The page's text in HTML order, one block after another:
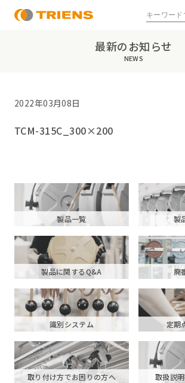
最新のお知らせ
NEWS
2022年03月08日
TCM-315C_300×200
製品一覧 製
製品に関するQ&A 廃
識別システム 定期
取り付け方でお困りの方へ 取扱説